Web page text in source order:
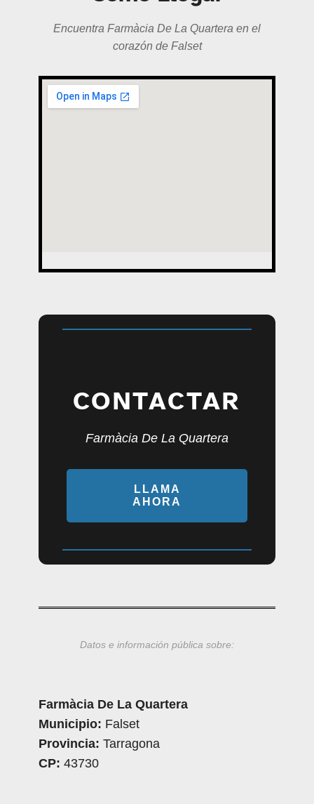
Encuentra Farmàcia De La Quartera en el
corazón de Falset
CONTACTAR
Farmàcia De La Quartera
LLAMA
AHORA
Datos e información pública sobre:
Farmàcia De La Quartera
Municipio: Falset
Provincia: Tarragona
CP: 43730